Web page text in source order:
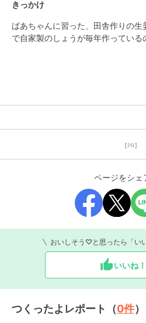
きっかけ
ばあちゃんに習った、田舎作りの
で自家製のしょうが毎年作っている
【PR】
ページをシェ
おいしそう♡と思ったら「い
いいね！
つくったよレポート（0件）